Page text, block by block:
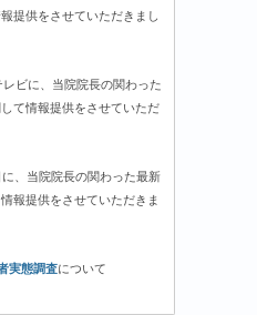
提供をさせていただきまし
ビに、当院院長の関わった
て情報提供をさせていただ
、当院院長の関わった最新
報提供をさせていただきま
実態調査について